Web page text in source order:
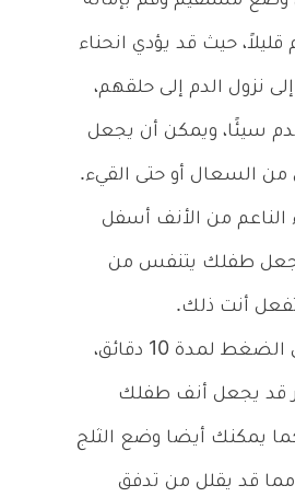
قليلاً، حيث قد يؤدي انحناء
نزول الدم إلى حلقهم،
سيئًا، ويمكن أن يجعل
السعال أو حتى القيء.
من الأنف أسفل
طفلك يتنفس من
تفعل أنت ذلك.
حاول الحفاظ على الضغط لمدة 10 دقائق،
قد يجعل أنف طفلك
يمكنك أيضا وضع الثلج
قد يقلل من تدفق